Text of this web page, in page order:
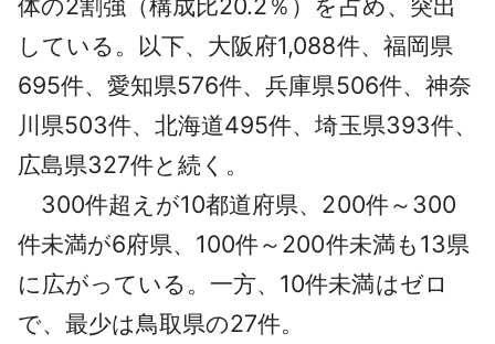
している。以下、大阪府1,088件、福岡県
695件、愛知県576件、兵庫県506件、神奈
川県503件、北海道495件、埼玉県393件、
広島県327件と続く。
300件超えが10都道府県、200件～300
件未満が6府県、100件～200件未満も13県
に広がっている。一方、10件未満はゼロ
で、最少は鳥取県の27件。